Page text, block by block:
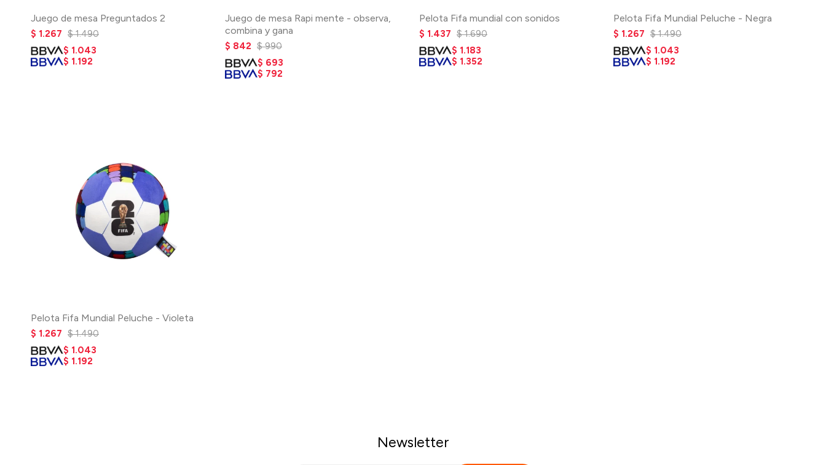
Juego de mesa Preguntados 2
$ 1.267 $ 1.490
$ 1.043
$ 1.192
Juego de mesa Rapi mente - observa,
combina y gana
$ 842 $ 990
$ 693
$ 792
Pelota Fifa mundial con sonidos
$ 1.437 $ 1.690
$ 1.183
$ 1.352
Pelota Fifa Mundial Peluche - Negra
$ 1.267 $ 1.490
$ 1.043
$ 1.192
Pelota Fifa Mundial Peluche - Violeta
$ 1.267 $ 1.490
$ 1.043
$ 1.192
Newsletter